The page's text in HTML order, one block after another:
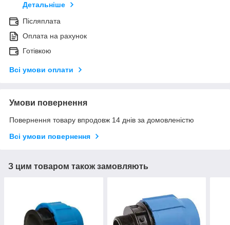
Детальніше
Післяплата
Оплата на рахунок
Готівкою
Всі умови оплати
Умови повернення
Повернення товару впродовж 14 днів за домовленістю
Всі умови повернення
З цим товаром також замовляють